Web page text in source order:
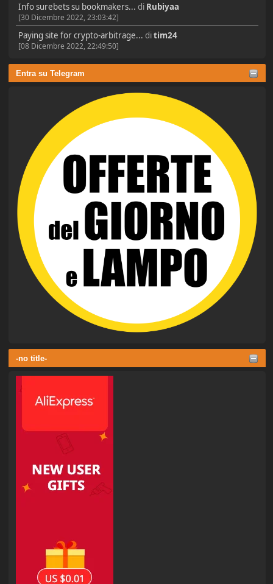
Info surebets su bookmakers... di Rubiyaa
[30 Dicembre 2022, 23:03:42]
Paying site for crypto-arbitrage... ditim24
[08 Dicembre 2022, 22:49:50]
Entra su Telegram
-no title-